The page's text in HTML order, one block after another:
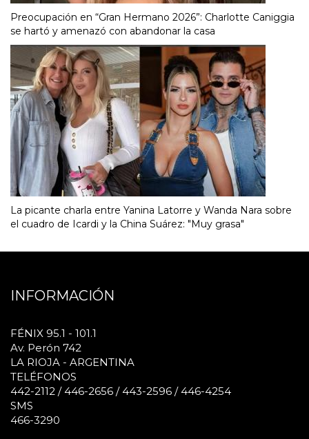
Preocupación en “Gran Hermano 2026”: Charlotte Caniggia
se hartó y amenazó con abandonar la casa
La picante charla entre Yanina Latorre y Wanda Nara sobre
el cuadro de Icardi y la China Suárez: "Muy grasa"
INFORMACIÓN
FÉNIX 95.1 - 101.1
Av. Perón 742
LA RIOJA - ARGENTINA
TELÉFONOS
442-2112 / 446-2656 / 443-2596 / 446-4254
SMS
466-3290